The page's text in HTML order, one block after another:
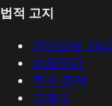
법적 고지
개인정보 처
이용약관
쿠키 정책
크레딧